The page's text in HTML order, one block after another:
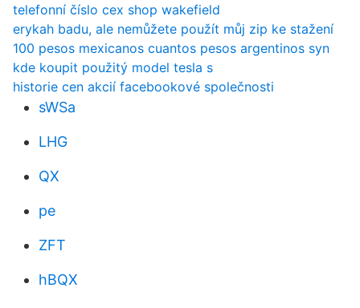
telefonní číslo cex shop wakefield
erykah badu, ale nemůžete použít můj zip ke stažení
100 pesos mexicanos cuantos pesos argentinos syn
kde koupit použitý model tesla s
historie cen akcií facebookové společnosti
sWSa
LHG
QX
pe
ZFT
hBQX